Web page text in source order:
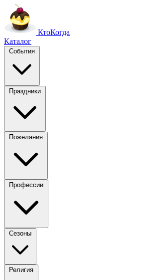
КтоКогда
Каталог
События
Праздники
Пожелания
Профессии
Сезоны
Религия